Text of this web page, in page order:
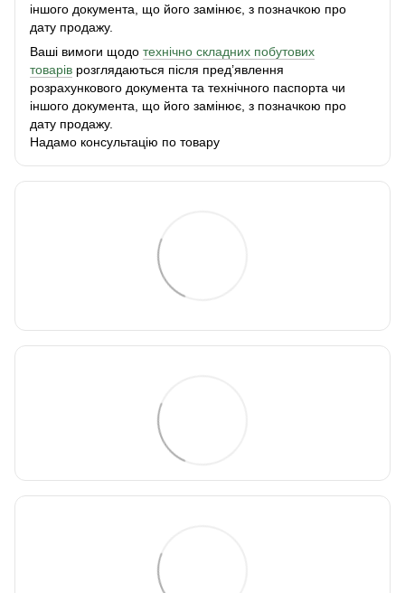
іншого документа, що його замінює, з позначкою про
дату продажу.
Ваші вимоги щодо технічно складних побутових
товарів розглядаються після пред’явлення
розрахункового документа та технічного паспорта чи
іншого документа, що його замінює, з позначкою про
дату продажу.
Надамо консультацію по товару